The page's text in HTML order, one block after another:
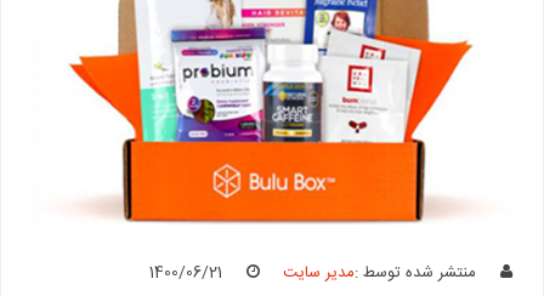
منتشر شده توسط :مدیر سایت 1400/06/21